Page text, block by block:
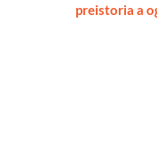
preistoria a